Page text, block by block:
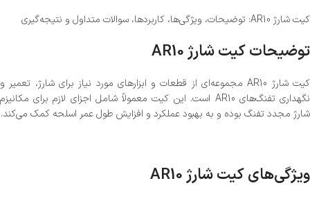
کیت شارژ AR10: توضیحات، ویژگی‌ها، کاربردها، سوالات متداول و نتیجه‌گیری
توضیحات کیت شارژ AR10
کیت شارژ AR10 مجموعه‌ای از قطعات و ابزارهای مورد نیاز برای شارژ، تعمیر و
نگهداری تفنگ‌های AR10 است. این کیت معمولاً شامل اجزای لازم برای مکانیزم
شارژ مجدد تفنگ بوده و به بهبود عملکرد و افزایش طول عمر اسلحه کمک می‌کند.
ویژگی‌های کیت شارژ AR10